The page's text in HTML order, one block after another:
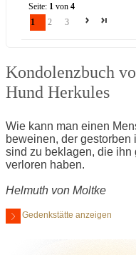
Seite: 1 von4
1
2 3
Kondolenzbuch
Hund Herkules
Wie kann man einen
beweinen, der gestorben
sind zu beklagen, die ihn
verloren haben.
Helmuth von Moltke
Gedenkstätte anzeigen